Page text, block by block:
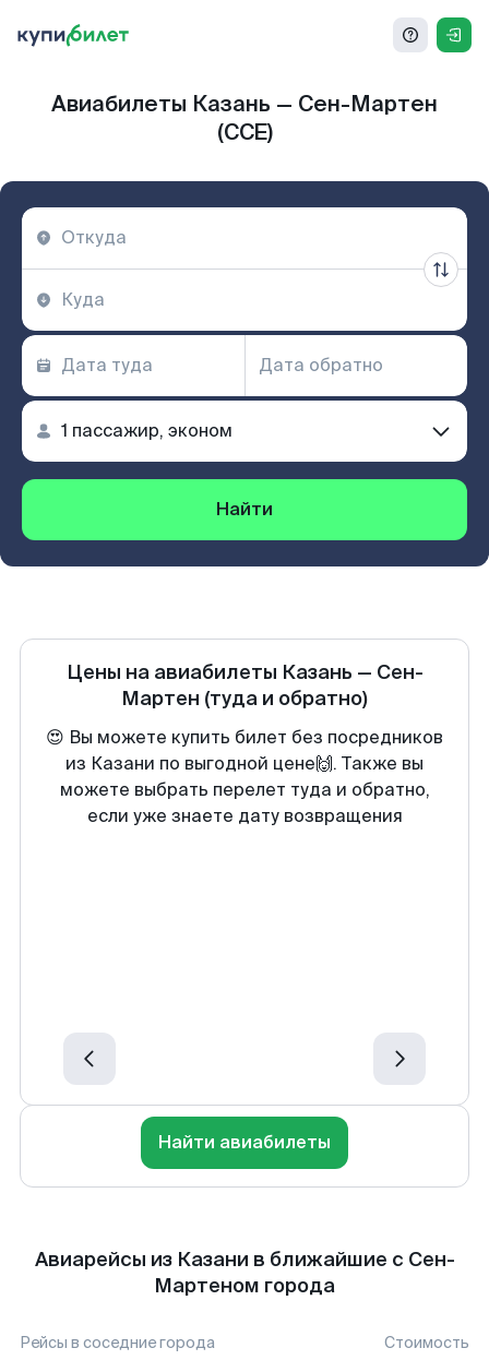
Авиабилеты Казань — Сен-Мартен
(CCE)
Найти
Цены на авиабилеты Казань — Сен-
Мартен (туда и обратно)
😍 Вы можете купить билет без посредников
из Казани по выгодной цене🙌. Также вы
можете выбрать перелет туда и обратно,
если уже знаете дату возвращения
Найти авиабилеты
Авиарейсы из Казани в ближайшие с Сен-
Мартеном города
Рейсы в соседние города Стоимость